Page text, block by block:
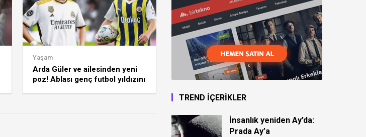
Yaşam
Arda Güler ve ailesinden yeni
poz! Ablası genç futbol yıldızını
TREND İÇERİKLER
İnsanlık yeniden Ay’da:
Prada Ay’a